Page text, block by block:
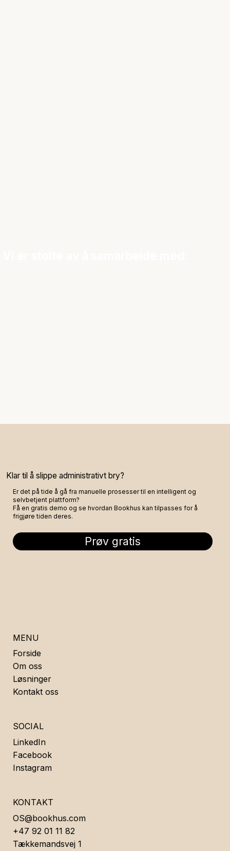
Klar til å slippe administrativt bry?
Er det på tide å gå fra manuelle prosesser til en intelligent og
selvbetjent plattform?
Få en gratis demo og se hvordan Bookhus kan tilpasses for å
frigjøre tiden deres.
Prøv gratis
MENU
Forside
Om oss
Løsninger
Kontakt oss
SOCIAL
LinkedIn
Facebook
Instagram
KONTAKT
OS@bookhus.com
+47 92 01 11 82
Tækkemandsvej 1